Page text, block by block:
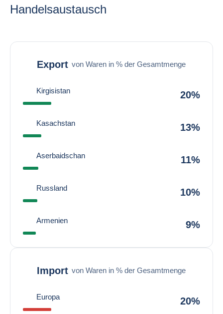
Handelsaustausch
Export von Waren in % der Gesamtmenge
Kirgisistan 20%
Kasachstan 13%
Aserbaidschan 11%
Russland 10%
Armenien 9%
Import von Waren in % der Gesamtmenge
Europa 20%